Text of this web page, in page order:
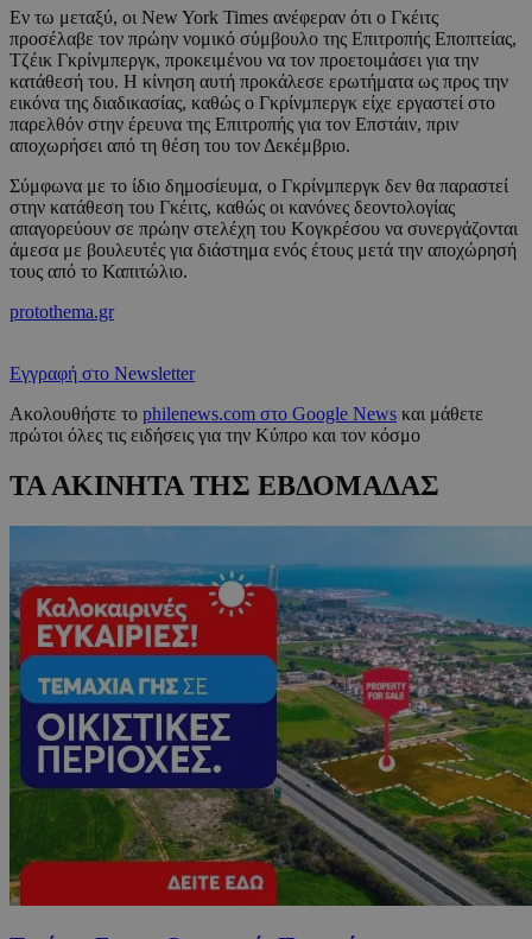
Εν τω μεταξύ, οι New York Times ανέφεραν ότι ο Γκέιτς
προσέλαβε τον πρώην νομικό σύμβουλο της Επιτροπής Εποπτείας,
Τζέικ Γκρίνμπεργκ, προκειμένου να τον προετοιμάσει για την
κατάθεσή του. Η κίνηση αυτή προκάλεσε ερωτήματα ως προς την
εικόνα της διαδικασίας, καθώς ο Γκρίνμπεργκ είχε εργαστεί στο
παρελθόν στην έρευνα της Επιτροπής για τον Επστάιν, πριν
αποχωρήσει από τη θέση του τον Δεκέμβριο.
Σύμφωνα με το ίδιο δημοσίευμα, ο Γκρίνμπεργκ δεν θα παραστεί
στην κατάθεση του Γκέιτς, καθώς οι κανόνες δεοντολογίας
απαγορεύουν σε πρώην στελέχη του Κογκρέσου να συνεργάζονται
άμεσα με βουλευτές για διάστημα ενός έτους μετά την αποχώρησή
τους από το Καπιτώλιο.
protothema.gr
Εγγραφή στο Newsletter
Ακολουθήστε το philenews.com στο Google News και μάθετε
πρώτοι όλες τις ειδήσεις για την Κύπρο και τον κόσμο
ΤΑ ΑΚΙΝΗΤΑ ΤΗΣ ΕΒΔΟΜΑΔΑΣ